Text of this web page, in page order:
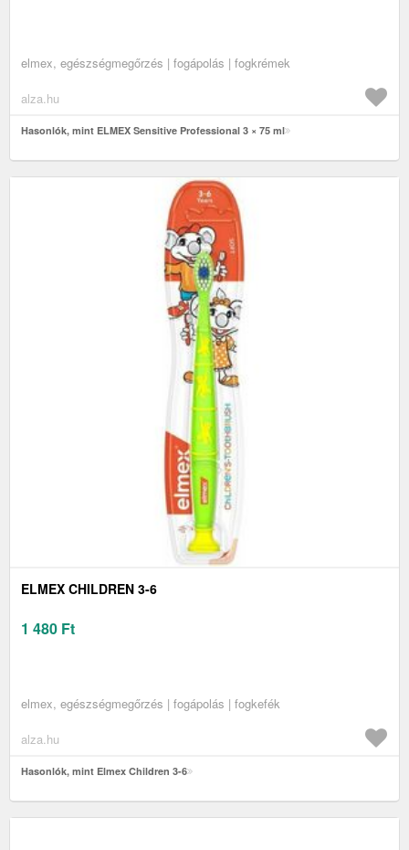
elmex, egészségmegőrzés | fogápolás | fogkrémek
alza.hu
Hasonlók, mint ELMEX Sensitive Professional 3 × 75 ml
ELMEX CHILDREN 3-6
1 480 Ft
elmex, egészségmegőrzés | fogápolás | fogkefék
alza.hu
Hasonlók, mint Elmex Children 3-6